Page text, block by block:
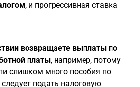
, и прогрессивная ставка
возвращаете выплаты по
платы, например, потому
слишком много пособия по
подать налоговую